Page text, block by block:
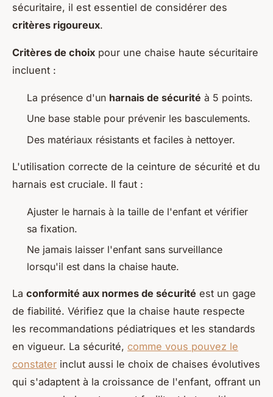
sécuritaire, il est essentiel de considérer des
critères rigoureux.
Critères de choix pour une chaise haute sécuritaire
incluent :
La présence d'un harnais de sécurité à 5 points.
Une base stable pour prévenir les basculements.
Des matériaux résistants et faciles à nettoyer.
L'utilisation correcte de la ceinture de sécurité et du
harnais est cruciale. Il faut :
Ajuster le harnais à la taille de l'enfant et vérifier
sa fixation.
Ne jamais laisser l'enfant sans surveillance
lorsqu'il est dans la chaise haute.
La conformité aux normes de sécurité est un gage
de fiabilité. Vérifiez que la chaise haute respecte
les recommandations pédiatriques et les standards
en vigueur. La sécurité, comme vous pouvez le
constater inclut aussi le choix de chaises évolutives
qui s'adaptent à la croissance de l'enfant, offrant un